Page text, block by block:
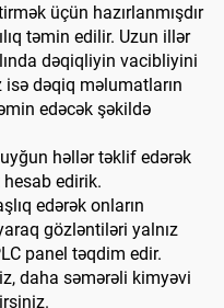
üçün hazırlanmışdır
təmin edilir. Uzun illər
dəqiqliyin vacibliyini
dəqiq məlumatların
edəcək şəkildə
həllər təklif edərək
edirik.
edərək onların
gözləntiləri yalnız
panel təqdim edir.
daha səmərəli kimyəvi